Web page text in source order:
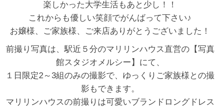
楽しかった大学生活もあと少し！！
これからも優しい笑顔でがんばって下さい♪
お嬢様、ご家族様、ご来店ありがとうございました！
前撮り写真は、駅近５分のマリリンハウス直営の【写真
館スタジオメルシー】にて、
１日限定2～3組のみの撮影で、ゆっくりご家族様との撮
影もできます。
マリリンハウスの前撮りは可愛いブランドロングドレス